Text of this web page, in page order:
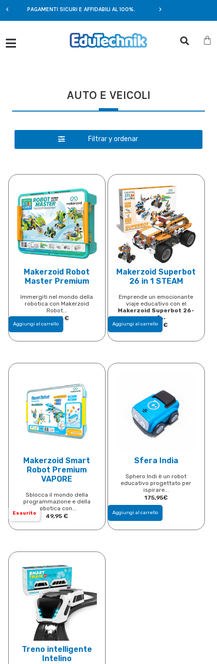
PAGAMENTI SICURI E AFFIDABILI AL 100%.
AUTO E VEICOLI
Filtrar y ordenar
Makerzoid Robot
Master Premium
Immergiti nel mondo della
robotica con Makerzoid
Robot...
115,95€
Aggiungi al carrello
Makerzoid Superbot
26 in 1 STEAM
Emprende un emocionante
viaje educativo con el
Makerzoid Superbot 26-
en-1...
62,50 €
Aggiungi al carrello
Makerzoid Smart
Robot Premium
VAPORE
Sblocca il mondo della
programmazione e della
robotica con...
49,95€
Esaurito
Sfera India
Sphero Indi è un robot
educativo progettato per
ispirare...
175,95€
Aggiungi al carrello
Treno intelligente
Intelino